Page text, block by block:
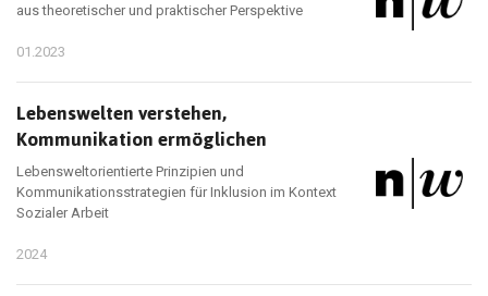
aus theoretischer und praktischer Perspektive
01.2023
Lebenswelten verstehen,
Kommunikation ermöglichen
Lebensweltorientierte Prinzipien und
Kommunikationsstrategien für Inklusion im Kontext
Sozialer Arbeit
2024